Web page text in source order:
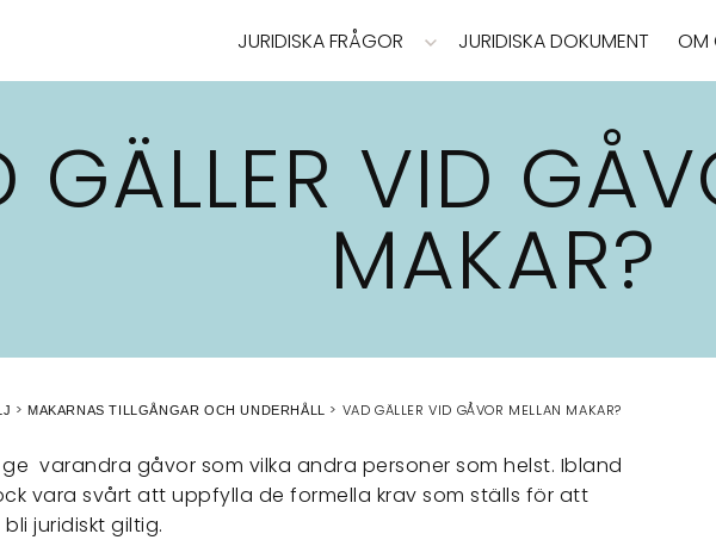
JURIDISKA FRÅGOR JURIDISKA DOKUMENT OM
GÄLLER VID
MAKAR?
MAKARNAS TILLGÅNGAR OCH UNDERHÅLL VAD GÄLLER VID GÅVOR MELLAN MAKAR?
ge varandra gåvor som vilka andra personer som helst. Ibland
vara svårt att uppfylla de formella krav som ställs för att
juridiskt giltig.